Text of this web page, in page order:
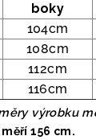
boky
104cm
108cm
112cm
116cm
výrobku
156 cm.